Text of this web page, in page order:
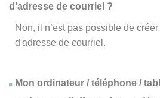
d’adresse de courriel ?
Non, il n’est pas possible de
d'adresse de courriel.
Mon ordinateur / téléphone /